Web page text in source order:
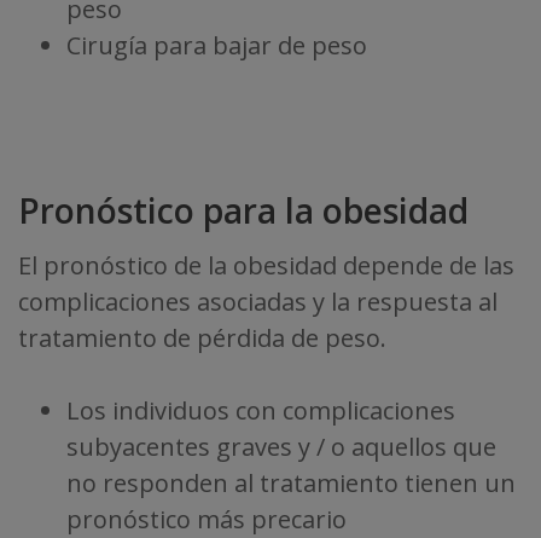
peso
Cirugía para bajar de peso
Pronóstico para la obesidad
El pronóstico de la obesidad depende de las
complicaciones asociadas y la respuesta al
tratamiento de pérdida de peso.
Los individuos con complicaciones
subyacentes graves y / o aquellos que
no responden al tratamiento tienen un
pronóstico más precario